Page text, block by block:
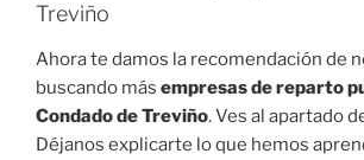
Treviño
Ahora te damos la recomendación de
buscando más empresas de reparto
Condado de Treviño. Ves al apartado
Déjanos explicarte lo que hemos